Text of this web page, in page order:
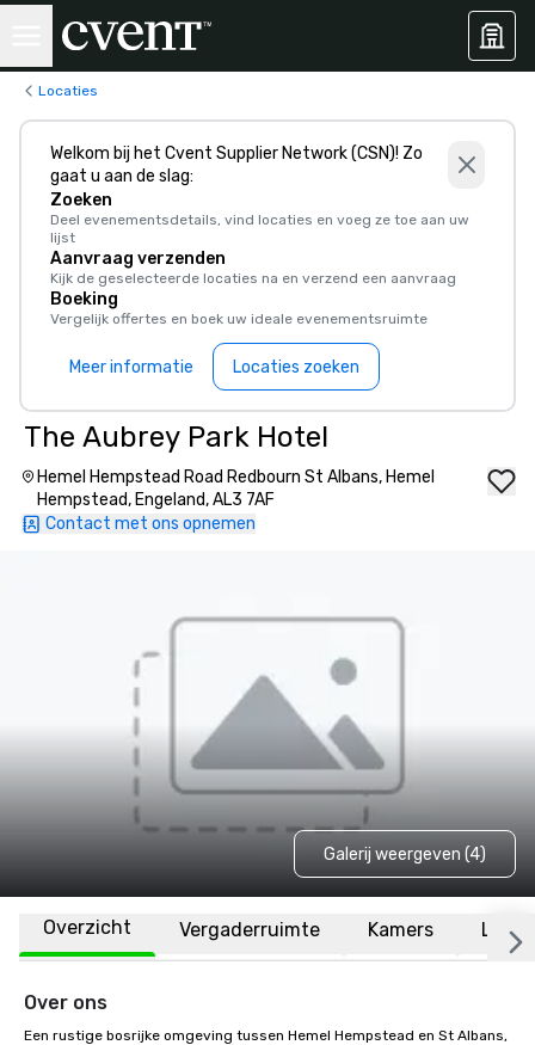
Locaties
Welkom bij het Cvent Supplier Network (CSN)! Zo
gaat u aan de slag:
Zoeken
Deel evenementsdetails, vind locaties en voeg ze toe aan uw
lijst
Aanvraag verzenden
Kijk de geselecteerde locaties na en verzend een aanvraag
Boeking
Vergelijk offertes en boek uw ideale evenementsruimte
Meer informatie Locaties zoeken
The Aubrey Park Hotel
Hemel Hempstead Road Redbourn St Albans, Hemel
Hempstead, Engeland, AL3 7AF
Contact met ons opnemen
Galerij weergeven (4)
Overzicht Vergaderruimte Kamers
Over ons
Een rustige bosrijke omgeving tussen Hemel Hempstead en St Albans,